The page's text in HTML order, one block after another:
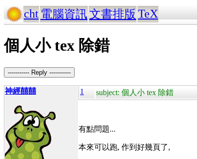
cht 電腦資訊文書排版 TeX
個人小 tex 除錯
----------- Reply -----------
神經囍囍 1 subject: 個人小 tex 除錯
有點問題...
本來可以跑, 作到好幾頁了,